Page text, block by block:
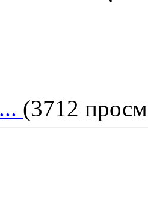
(3712